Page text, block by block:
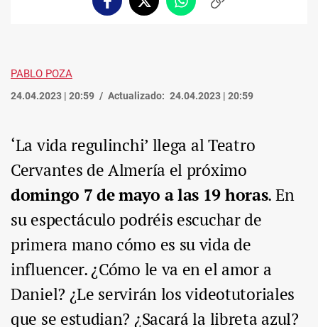
FacebookTwitterWhatsappCopiar
PABLO POZA
24.04.2023 | 20:59 Actualizado: 24.04.2023 | 20:59
‘La vida regulinchi’ llega al Teatro
Cervantes de Almería el próximo
domingo 7 de mayo a las 19 horas. En
su espectáculo podréis escuchar de
primera mano cómo es su vida de
influencer. ¿Cómo le va en el amor a
Daniel? ¿Le servirán los videotutoriales
que se estudian? ¿Sacará la libreta azul?